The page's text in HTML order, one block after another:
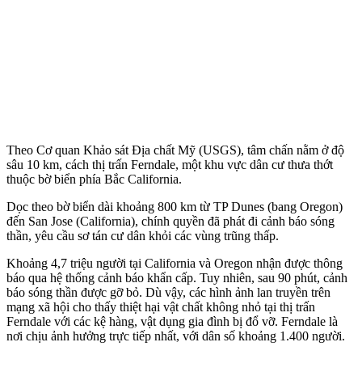
Theo Cơ quan Khảo sát Địa chất Mỹ (USGS), tâm chấn nằm ở độ
sâu 10 km, cách thị trấn Ferndale, một khu vực dân cư thưa thớt
thuộc bờ biển phía Bắc California.
Dọc theo bờ biển dài khoảng 800 km từ TP Dunes (bang Oregon)
đến San Jose (California), chính quyền đã phát đi cảnh báo sóng
thần, yêu cầu sơ tán cư dân khỏi các vùng trũng thấp.
Khoảng 4,7 triệu người tại California và Oregon nhận được thông
báo qua hệ thống cảnh báo khẩn cấp. Tuy nhiên, sau 90 phút, cảnh
báo sóng thần được gỡ bỏ. Dù vậy, các hình ảnh lan truyền trên
mạng xã hội cho thấy thiệt hại vật chất không nhỏ tại thị trấn
Ferndale với các kệ hàng, vật dụng gia đình bị đổ vỡ. Ferndale là
nơi chịu ảnh hưởng trực tiếp nhất, với dân số khoảng 1.400 người.